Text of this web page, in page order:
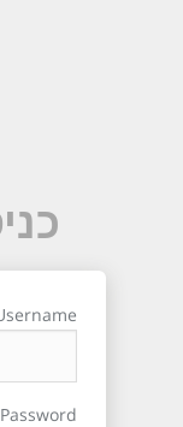
Password